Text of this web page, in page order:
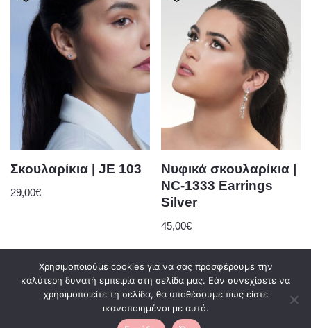
Σκουλαρίκια | JE 103
29,00€
Νυφικά σκουλαρίκια |
NC-1333 Earrings
Silver
45,00€
Χρησιμοποιούμε cookies για να σας προσφέρουμε την
καλύτερη δυνατή εμπειρία στη σελίδα μας. Εάν συνεχίσετε να
χρησιμοποιείτε τη σελίδα, θα υποθέσουμε πως είστε
ικανοποιημένοι με αυτό.